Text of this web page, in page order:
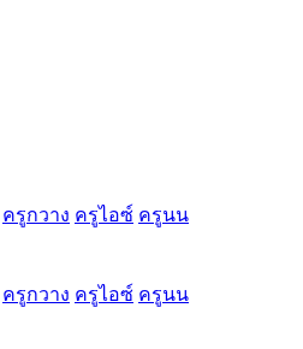
ครูกวาง ครูไอซ์ ครูนน
ครูกวาง ครูไอซ์ ครูนน